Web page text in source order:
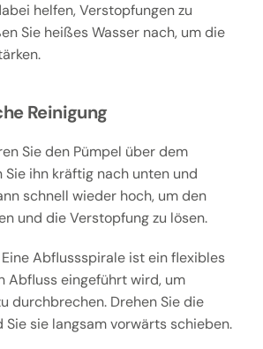
helfen, Verstopfungen zu
Sie heißes Wasser nach, um die
Reinigung
Sie den Pümpel über dem
Sie ihn kräftig nach unten und
schnell wieder hoch, um den
und die Verstopfung zu lösen.
Abflussspirale ist ein flexibles
Abfluss eingeführt wird, um
durchbrechen. Drehen Sie die
Sie sie langsam vorwärts schieben.